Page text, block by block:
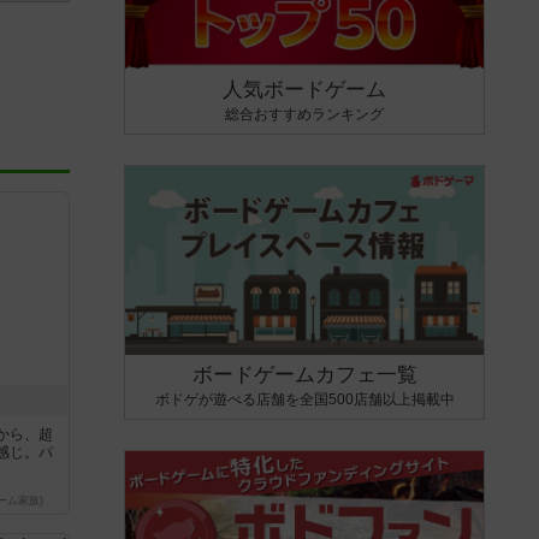
ら、超
じ。パ
家族)
人気ボードゲーム
総合おすすめランキング
ボードゲームカフェ一覧
ボドゲが遊べる店舗を全国500店舗以上掲載中